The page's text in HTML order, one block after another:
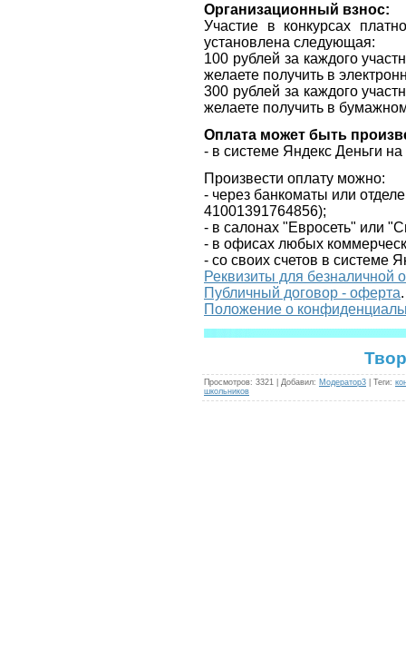
Организационный взнос:
Участие в конкурсах
установлена следующая:
100 рублей за каждого
желаете получить в
300 рублей за каждого
желаете получить в
Оплата может быть
- в системе Яндекс Деньги
Произвести оплату можно:
- через банкоматы или
41001391764856);
- в салонах "Евросеть" или
- в офисах любых
- со своих счетов в системе
Реквизиты для безналичной
Публичный договор - оферта.
Положение о
Просмотров: 3321 Добавил: Модератор3 Теги:
школьников